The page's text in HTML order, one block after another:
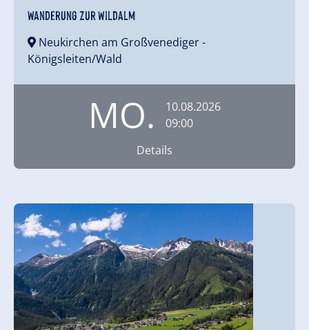
Wanderung zur Wildalm
Neukirchen am Großvenediger-
Königsleiten/Wald
MO.
10.08.2026
09:00
Details